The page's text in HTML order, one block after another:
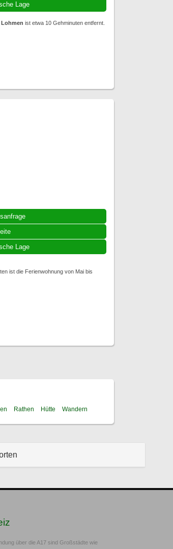
Lage
Lohmen ist etwa 10 Gehminuten entfernt.
Lage
ist die Ferienwohnung von Mai bis
Rathen Hütte Wandern
über die A17 sind Großstädte wie